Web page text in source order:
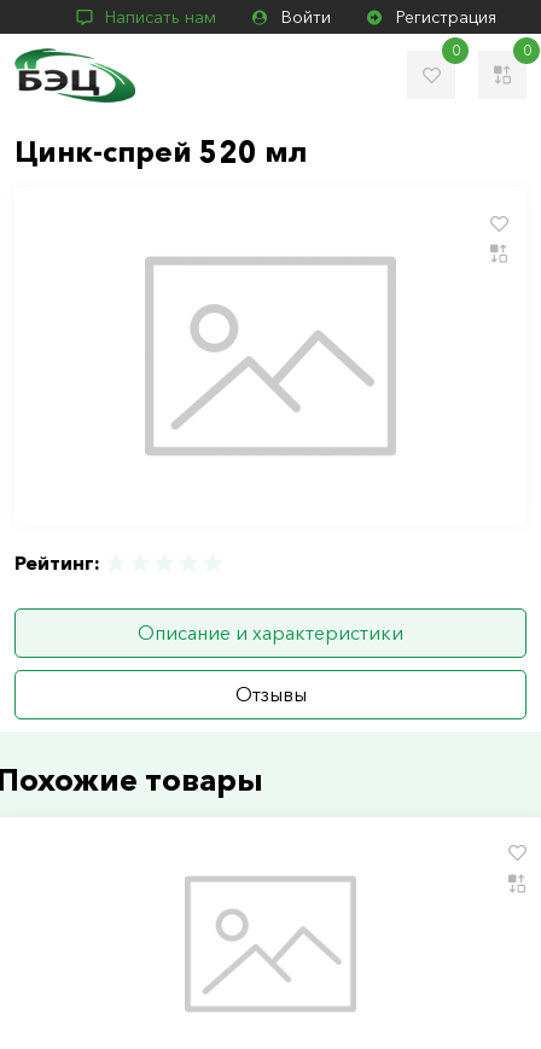
Написать нам Войти Регистрация
0 0
Цинк-спрей 520 мл
Рейтинг:
Описание и характеристики
Отзывы
товары